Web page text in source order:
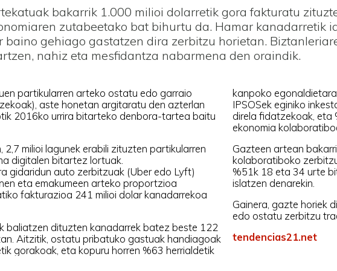
bakarrik 1.000 milioi dolarretik gora fakturatu
zutabeetako bat bihurtu da. Hamar kanadarretik
gehiago gastatzen dira zerbitzu horietan.
nahiz eta mesfidantza nabarmena den oraindik.
partikularren arteko ostatu edo garraio
aste honetan argitaratu den azterlan
2016ko urrira bitarteko denbora-tartea baitu
milioi lagunek erabili zituzten partikularren
digitalen bitartez lortuak.
gidaridun auto zerbitzuak (Uber edo Lyft)
eta emakumeen arteko proportzioa
fakturazioa 241 milioi dolar kanadarrekoa
baliatzen dituzten kanadarrek batez beste 122
Aitzitik, ostatu pribatuko gastuak handiagoak
gorakoak, eta kopuru horren %63 herrialdetik
kanpoko
IPSOSek eginiko
direla fidatzekoak, eta
ekonomia
Gazteen artean
kolaboratiboko
%51k 18 eta 34 urte
islatzen denarekin.
Gainera, gazte horiek
edo ostatu zerbitzu
tendencias21.net